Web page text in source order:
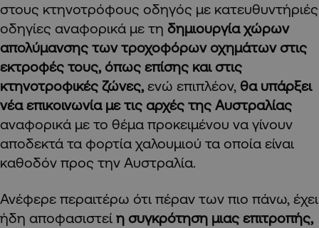
στους κτηνοτρόφους οδηγός με κατευθυντήριές
οδηγίες αναφορικά με τη δημιουργία χώρων
απολύμανσης των τροχοφόρων οχημάτων στις
εκτροφές τους, όπως επίσης και στις
κτηνοτροφικές ζώνες, ενώ επιπλέον, θα υπάρξει
νέα επικοινωνία με τις αρχές της Αυστραλίας
αναφορικά με το θέμα προκειμένου να γίνουν
αποδεκτά τα φορτία χαλουμιού τα οποία είναι
καθοδόν προς την Αυστραλία.
Ανέφερε περαιτέρω ότι πέραν των πιο πάνω, έχει
ήδη αποφασιστεί η συγκρότηση μιας επιτροπής,